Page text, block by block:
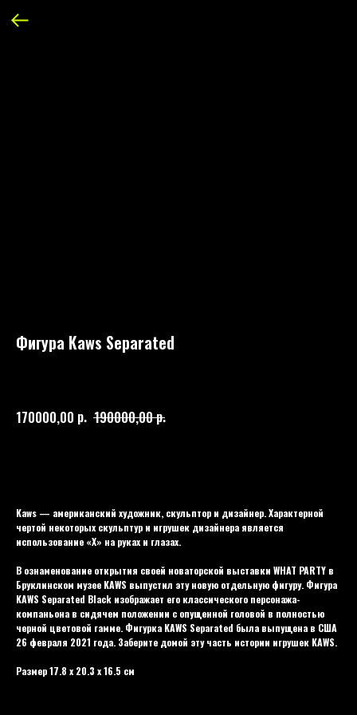
Фигура Kaws Separated
170000,00 р. 190000,00р.
Kaws — американский художник, скульптор и дизайнер. Характерной
чертой некоторых скульптур и игрушек дизайнера является
использование «X» на руках и глазах.
В ознаменование открытия своей новаторской выставки WHAT PARTY в
Бруклинском музее KAWS выпустил эту новую отдельную фигуру. Фигура
KAWS Separated Black изображает его классического персонажа-
компаньона в сидячем положении с опущенной головой в полностью
черной цветовой гамме. Фигурка KAWS Separated была выпущена в США
26 февраля 2021 года. Заберите домой эту часть истории игрушек KAWS.
Размер 17.8 x 20.3 x 16.5 см